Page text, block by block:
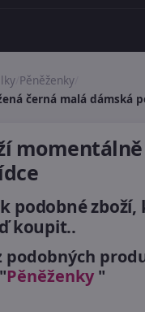
Pěněženky
černá malá dámská
podobné zboží,
koupit..
podobných
Pěněženky "